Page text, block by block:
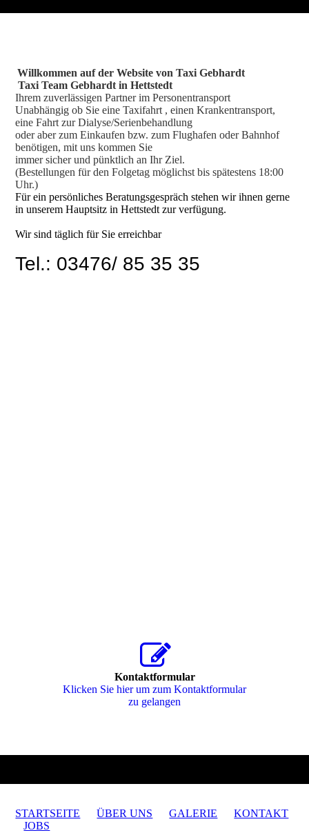
Willkommen auf der Website von Taxi Gebhardt
Taxi Team Gebhardt in Hettstedt
Ihrem zuverlässigen Partner im Personentransport
Unabhängig ob Sie eine Taxifahrt , einen Krankentransport,
eine Fahrt zur Dialyse/Serienbehandlung
oder aber zum Einkaufen bzw. zum Flughafen oder Bahnhof
benötigen, mit uns kommen Sie
immer sicher und pünktlich an Ihr Ziel.
(Bestellungen für den Folgetag möglichst bis spätestens 18:00
Uhr.)
Für ein persönliches Beratungsgespräch stehen wir ihnen gerne
in unserem Hauptsitz in Hettstedt zur verfügung.
Wir sind täglich für Sie erreichbar
Tel.: 03476/ 85 35 35
Kontaktformular
Klicken Sie hier um zum Kon­takt­for­mu­lar
zu gelangen
STARTSEITE ÜBER UNS GALERIE
KONTAKT
JOBS